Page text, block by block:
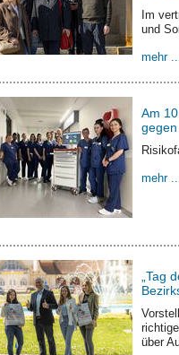
Im
und
mehr ...
Am
mehr ...
„Tag
über